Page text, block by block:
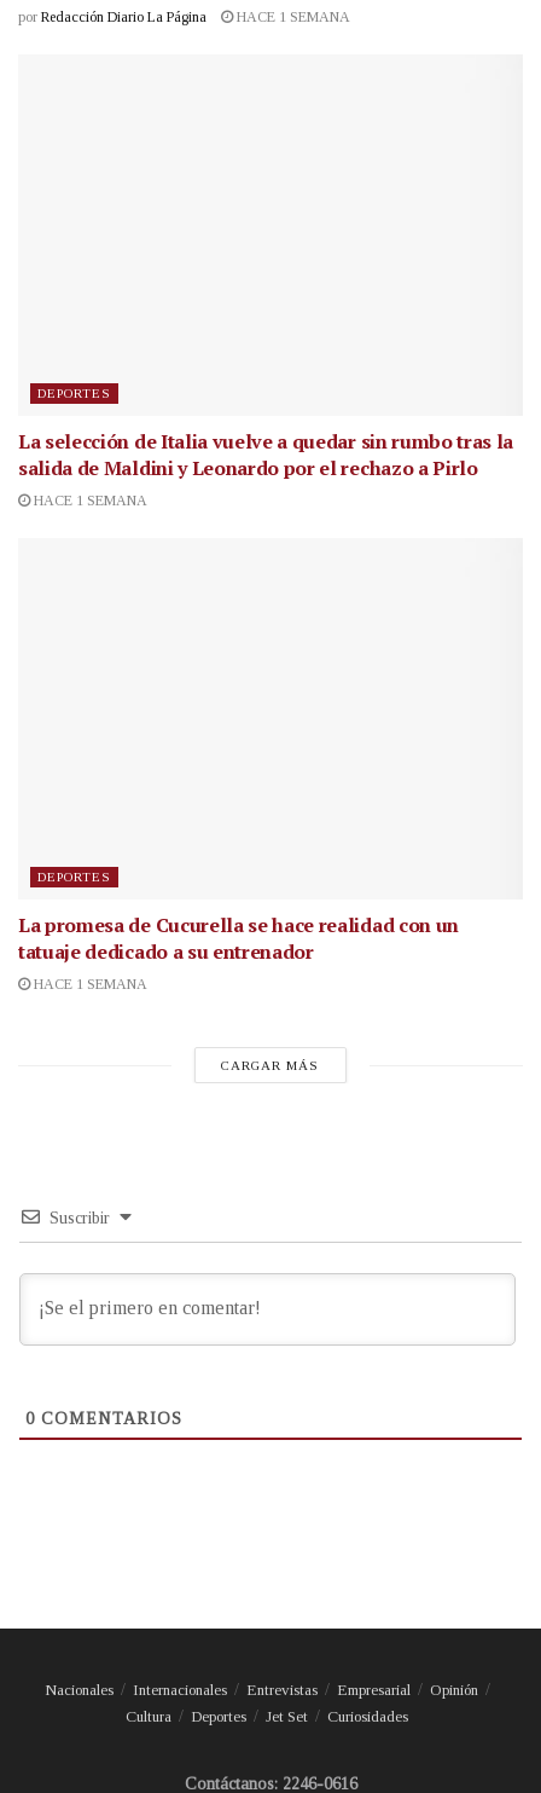
por Redacción Diario La Página HACE 1 SEMANA
DEPORTES
La selección de Italia vuelve a quedar sin rumbo tras la
salida de Maldini y Leonardo por el rechazo a Pirlo
HACE 1 SEMANA
DEPORTES
La promesa de Cucurella se hace realidad con un
tatuaje dedicado a su entrenador
HACE 1 SEMANA
CARGAR MÁS
Suscribir
0 COMENTARIOS
Nacionales Internacionales Entrevistas Empresarial
Opinión
Cultura
Deportes Jet Set Curiosidades
Contáctanos: 2246-0616